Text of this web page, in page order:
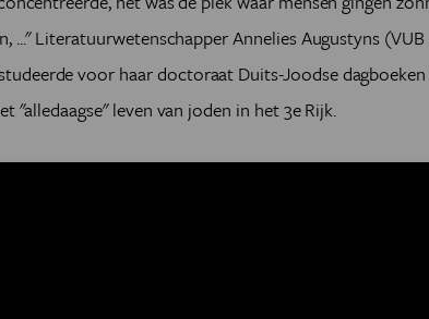
..." Literatuurwetenschapper Annelies Augustyns (VUB
voor haar doctoraat Duits-Joodse
"alledaagse" leven van joden in het 3e Rijk.